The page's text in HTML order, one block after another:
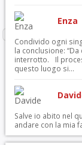
Enza
Condivido ogni
la conclusione:
interrotto. Il
questo luogo si...
Salve io abito nel
andare con la mia